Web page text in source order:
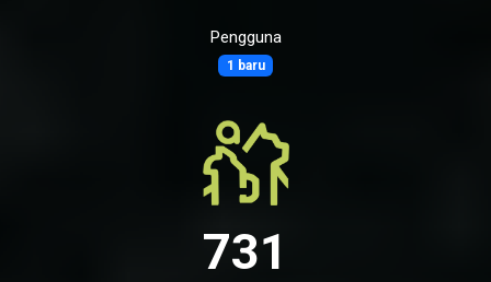
Pengguna
1 baru
731